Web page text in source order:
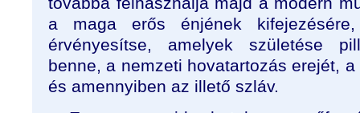
a maga erős énjének
érvényesítse, amelyek születése
benne, a nemzeti hovatartozás erejét,
és amennyiben az illető szláv.